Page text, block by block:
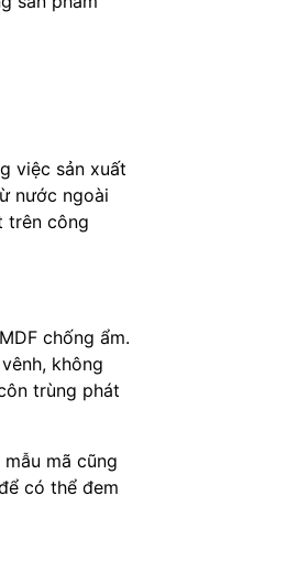
việc sản xuất
nước ngoài
trên công
chống ẩm.
không
trùng phát
mã cũng
có thể đem